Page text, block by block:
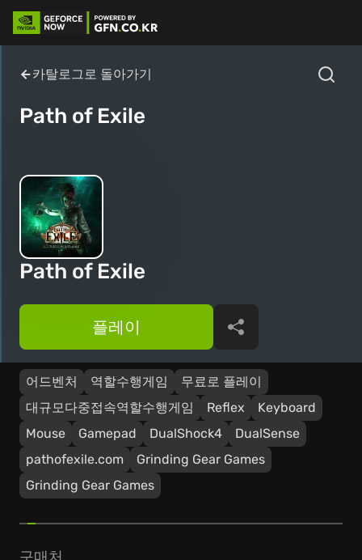
카탈로그로 돌아가기
Path of Exile
Path of Exile
어드벤처 역할수행게임
무료로 플레이
대규모다중접속역할수행게임
Reflex
Keyboard
Mouse
Gamepad DualShock4
DualSense
pathofexile.com
Grinding Gear Games
Grinding Gear Games
플레이 공유